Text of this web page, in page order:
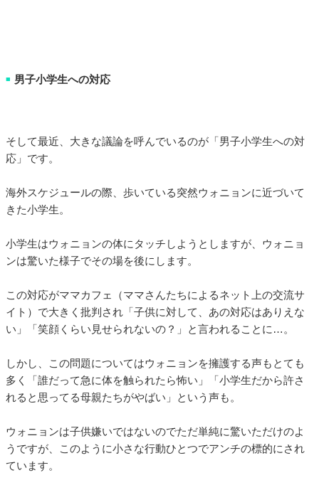
■ 男子小学生への対応
そして最近、大きな議論を呼んでいるのが「男子小学生への対
応」です。
海外スケジュールの際、歩いている突然ウォニョンに近づいて
きた小学生。
小学生はウォニョンの体にタッチしようとしますが、ウォニョ
ンは驚いた様子でその場を後にします。
この対応がママカフェ（ママさんたちによるネット上の交流サ
イト）で大きく批判され「子供に対して、あの対応はありえな
い」「笑顔くらい見せられないの？」と言われることに…。
しかし、この問題についてはウォニョンを擁護する声もとても
多く「誰だって急に体を触られたら怖い」「小学生だから許さ
れると思ってる母親たちがやばい」という声も。
ウォニョンは子供嫌いではないのでただ単純に驚いただけのよ
うですが、このように小さな行動ひとつでアンチの標的にされ
ています。